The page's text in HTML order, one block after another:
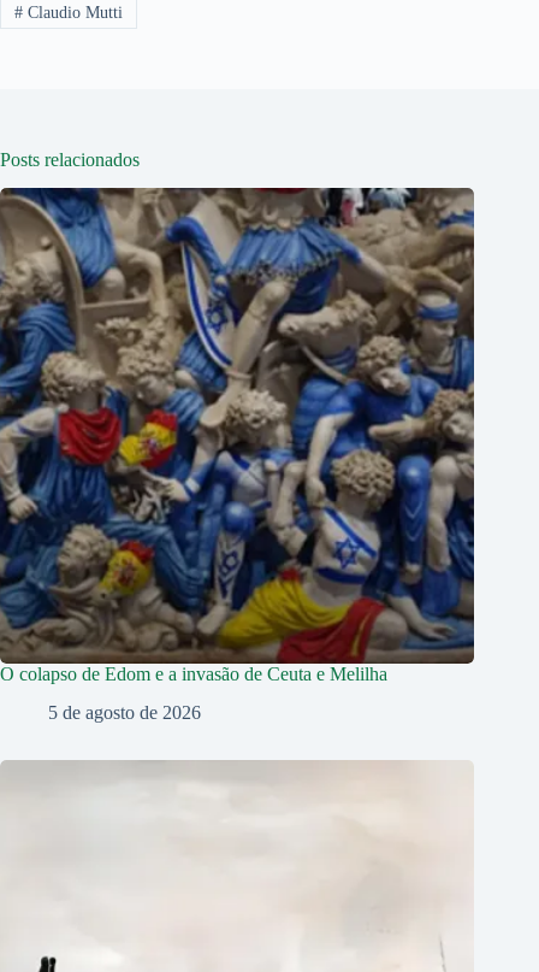
#Claudio Mutti
Posts relacionados
O colapso de Edom e a invasão de Ceuta e Melilha
5 de agosto de 2026